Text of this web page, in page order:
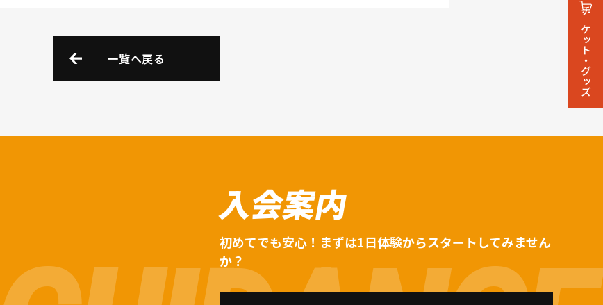
チケット・グッズ
一覧へ戻る
入会案内
初めてでも安心！まずは1日体験からスタートしてみません
か？